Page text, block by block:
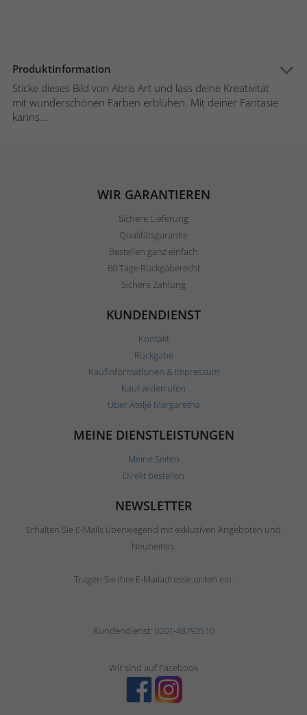
Produktinformation
Sticke dieses Bild von Abris Art und lass deine Kreativität
mit wunderschönen Farben erblühen. Mit deiner Fantasie
kanns...
WIR GARANTIEREN
Sichere Lieferung
Qualitätsgarantie
Bestellen ganz einfach
60 Tage Rückgaberecht
Sichere Zahlung
KUNDENDIENST
Kontakt
Rückgabe
Kaufinformationen & Impressum
Kauf widerrufen
Über Ateljé Margaretha
MEINE DIENSTLEISTUNGEN
Meine Seiten
Direkt bestellen
NEWSLETTER
Erhalten Sie E-Mails überwiegend mit exklusiven Angeboten und
Neuheiten.
Tragen Sie Ihre E-Mailadresse unten ein.
Kundendienst: 0201-48793510
Wir sind auf Facebook